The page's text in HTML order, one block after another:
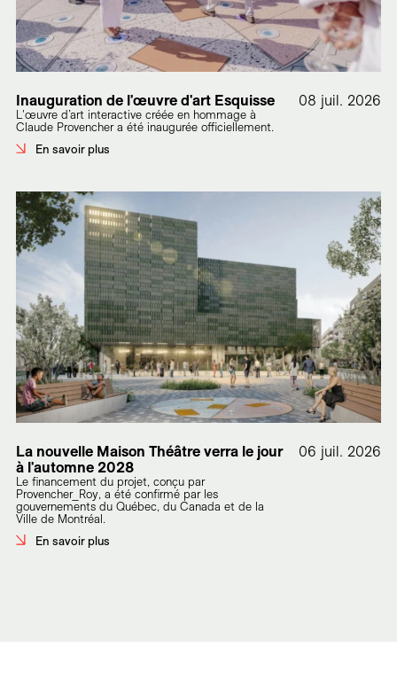
Inauguration de l'œuvre d'art Esquisse
L'œuvre d’art interactive créée en hommage à
Claude Provencher a été inaugurée officiellement.
En savoir plus
08 juil. 2026
La nouvelle Maison Théâtre verra le jour
à l'automne 2028
Le financement du projet, conçu par
Provencher_Roy, a été confirmé par les
gouvernements du Québec, du Canada et de la
Ville de Montréal.
En savoir plus
06 juil. 2026